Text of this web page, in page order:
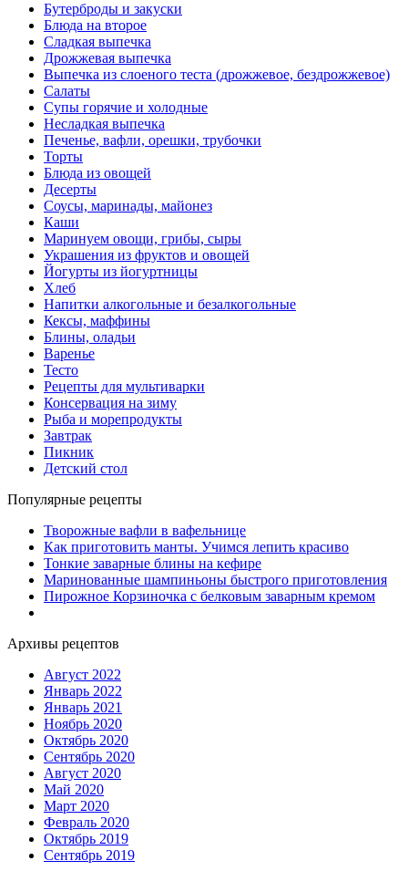
Бутерброды и закуски
Блюда на второе
Сладкая выпечка
Дрожжевая выпечка
Выпечка из слоеного теста (дрожжевое, бездрожжевое)
Салаты
Супы горячие и холодные
Несладкая выпечка
Печенье, вафли, орешки, трубочки
Торты
Блюда из овощей
Десерты
Соусы, маринады, майонез
Каши
Маринуем овощи, грибы, сыры
Украшения из фруктов и овощей
Йогурты из йогуртницы
Хлеб
Напитки алкогольные и безалкогольные
Кексы, маффины
Блины, оладьи
Варенье
Тесто
Рецепты для мультиварки
Консервация на зиму
Рыба и морепродукты
Завтрак
Пикник
Детский стол
Популярные рецепты
Творожные вафли в вафельнице
Как приготовить манты. Учимся лепить красиво
Тонкие заварные блины на кефире
Маринованные шампиньоны быстрого приготовления
Пирожное Корзиночка с белковым заварным кремом
Архивы рецептов
Август 2022
Январь 2022
Январь 2021
Ноябрь 2020
Октябрь 2020
Сентябрь 2020
Август 2020
Май 2020
Март 2020
Февраль 2020
Октябрь 2019
Сентябрь 2019